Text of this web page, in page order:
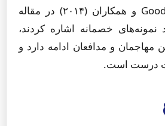
همانطور که Goodfellow و همکاران (۲۰۱۴) در مقاله
نمونه‌های خصمانه اشاره کردند،
مهاجمان و مدافعان ادامه دارد و
درست است.